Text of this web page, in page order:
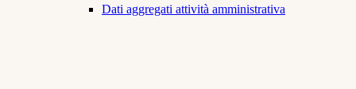
Dati aggregati attività amministrativa